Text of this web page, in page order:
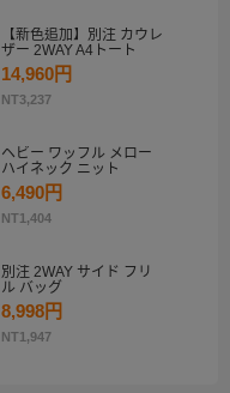
【新色追加】別注 カウレ
ザー 2WAY A4トート
14,960円
NT3,237
ヘビー ワッフル メロー
ハイネック ニット
6,490円
NT1,404
別注 2WAY サイド フリ
ル バッグ
8,998円
NT1,947